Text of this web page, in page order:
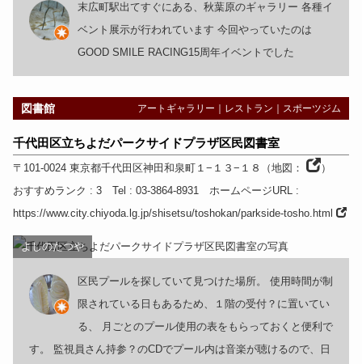
末広町駅出てすぐにある、秋葉原のギャラリー 各種イ
ベント展示が行われています 今回やっていたのは
GOOD SMILE RACING15周年イベントでした
図書館 アートギャラリー レストラン スポーツジム
千代田区立ちよだパークサイドプラザ区民図書室
〒101-0024 東京都千代田区神田和泉町１−１３−１８ （地図：
）
おすすめランク : 3 Tel : 03-3864-8931 ホームページURL:
https://www.city.chiyoda.lg.jp/shisetsu/toshokan/parkside-tosho.html
よしのたつや
区民プールを探していて見つけた場所。 使用時間が制
限されている日もあるため、１階の受付？に置いてい
る、 月ごとのプール使用の表をもらっておくと便利で
す。 監視員さん持参？のCDでプール内は音楽が聴けるので、日